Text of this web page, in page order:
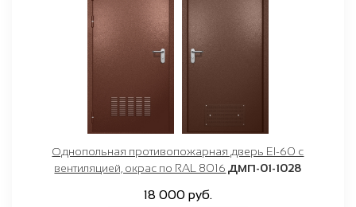
Однопольная противопожарная дверь EI-60 с
вентиляцией, окрас по RAL 8016 ДМП-01-1028
18 000 руб.